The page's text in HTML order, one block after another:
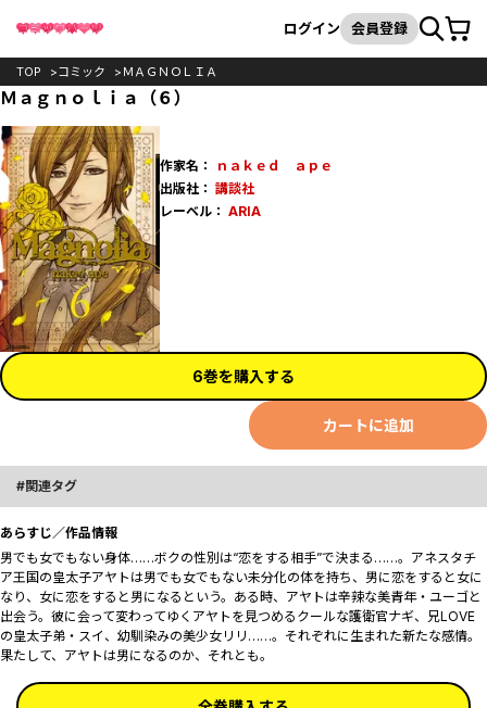
検索
ログイン 会員登録カート
TOP コミック ＭＡＧＮＯＬＩＡ
Ｍａｇｎｏｌｉａ（６）
作家名：
ｎａｋｅｄ ａｐｅ
出版社： 講談社
レーベル： ARIA
6巻を購入する
カートに追加
関連タグ
あらすじ／作品情報
男でも女でもない身体……ボクの性別は“恋をする相手”で決まる……。――アネスタチ
ア王国の皇太子アヤトは男でも女でもない未分化の体を持ち、男に恋をすると女に
なり、女に恋をすると男になるという。ある時、アヤトは辛辣な美青年・ユーゴと
出会う。彼に会って変わってゆくアヤトを見つめるクールな護衛官ナギ、兄LOVE
の皇太子弟・スイ、幼馴染みの美少女リリ……。それぞれに生まれた新たな感情。
果たして、アヤトは男になるのか、それとも――。